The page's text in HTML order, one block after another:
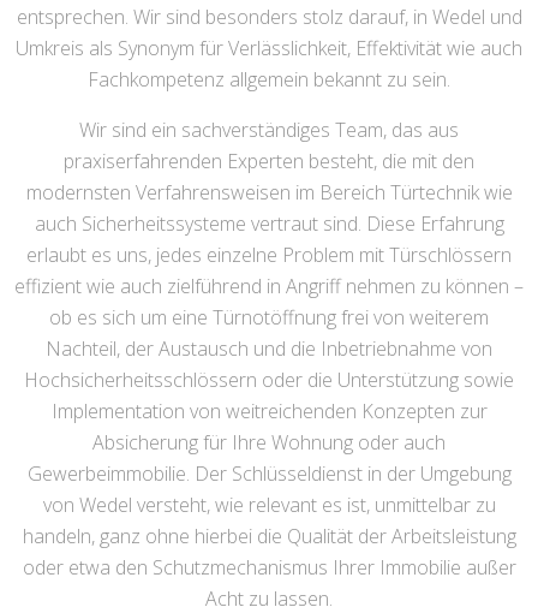
entsprechen. Wir sind besonders stolz darauf, in Wedel und
Umkreis als Synonym für Verlässlichkeit, Effektivität wie auch
Fachkompetenz allgemein bekannt zu sein.
Wir sind ein sachverständiges Team, das aus
praxiserfahrenden Experten besteht, die mit den
modernsten Verfahrensweisen im Bereich Türtechnik wie
auch Sicherheitssysteme vertraut sind. Diese Erfahrung
erlaubt es uns, jedes einzelne Problem mit Türschlössern
effizient wie auch zielführend in Angriff nehmen zu können –
ob es sich um eine Türnotöffnung frei von weiterem
Nachteil, der Austausch und die Inbetriebnahme von
Hochsicherheitsschlössern oder die Unterstützung sowie
Implementation von weitreichenden Konzepten zur
Absicherung für Ihre Wohnung oder auch
Gewerbeimmobilie. Der Schlüsseldienst in der Umgebung
von Wedel versteht, wie relevant es ist, unmittelbar zu
handeln, ganz ohne hierbei die Qualität der Arbeitsleistung
oder etwa den Schutzmechanismus Ihrer Immobilie außer
Acht zu lassen.